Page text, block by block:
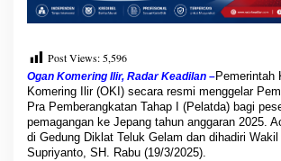
Post Views: 5,596
Ogan Komering Ilir, Radar Keadilan –Pemerintah
Komering Ilir (OKI) secara resmi menggelar
Pra Pemberangkatan Tahap I (Pelatda) bagi
pemagangan ke Jepang tahun anggaran 2025.
di Gedung Diklat Teluk Gelam dan dihadiri Wakil
Supriyanto, SH. Rabu (19/3/2025).